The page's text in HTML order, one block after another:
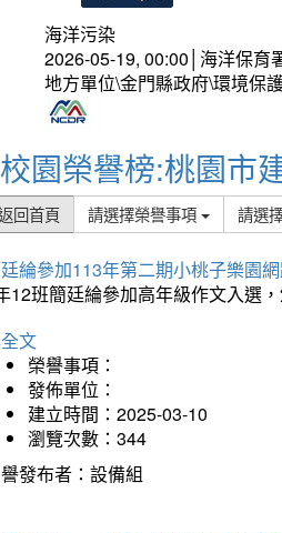
海洋污染
2026-05-19, 00:00│海洋保育
地方單位\金門縣政府\環境保
校園榮譽榜:桃園市
回首頁 請選擇榮譽事項 請選
綸參加113年第二期小桃子樂園
12班簡廷綸參加高年級作文入選
文
榮譽事項：
發佈單位：
建立時間：2025-03-10
瀏覽次數：344
發布者：設備組